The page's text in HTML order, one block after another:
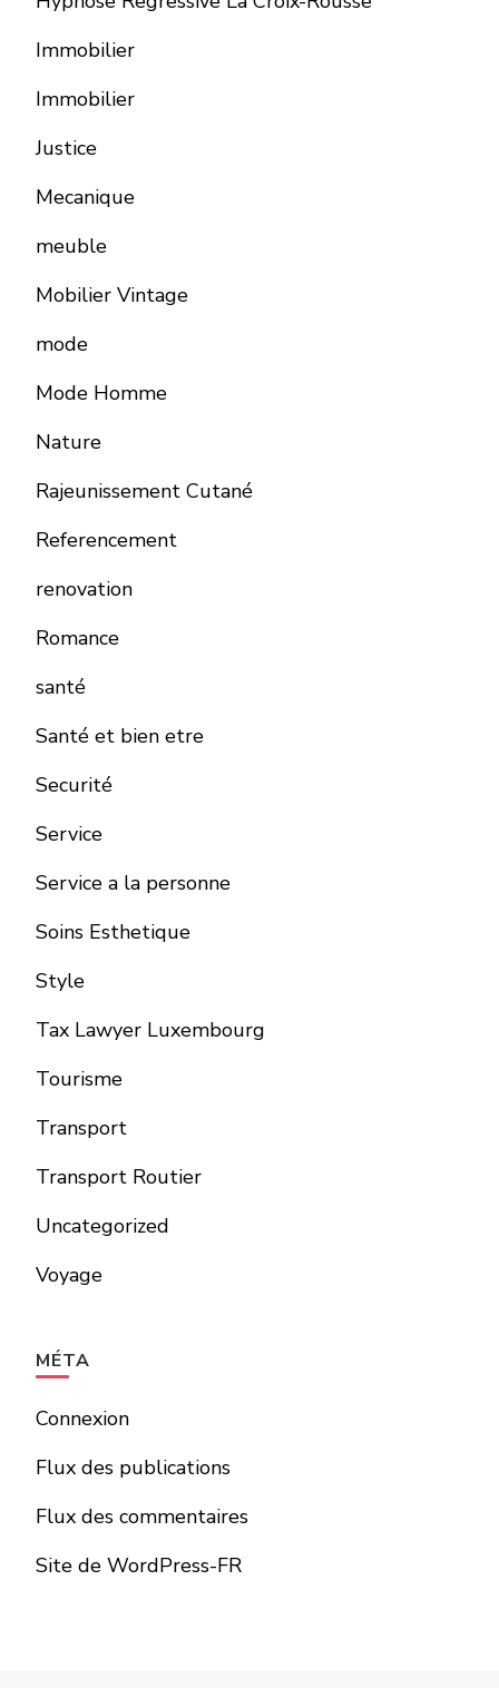
Immobilier
Immobilier
Justice
Mecanique
meuble
Mobilier Vintage
mode
Mode Homme
Nature
Rajeunissement Cutané
Referencement
renovation
Romance
santé
Santé et bien etre
Securité
Service
Service a la personne
Soins Esthetique
Style
Tax Lawyer Luxembourg
Tourisme
Transport
Transport Routier
Uncategorized
Voyage
MÉTA
Connexion
Flux des publications
Flux des commentaires
Site de WordPress-FR